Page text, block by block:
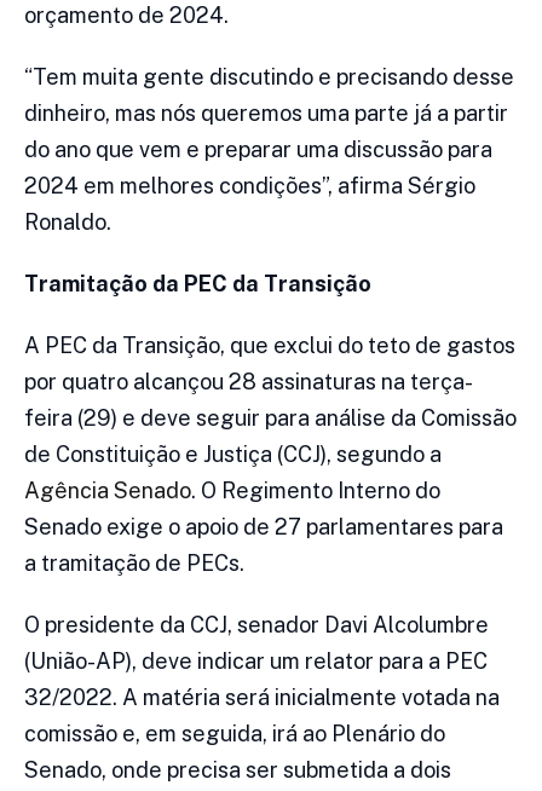
orçamento de 2024.
“Tem muita gente discutindo e precisando desse
dinheiro, mas nós queremos uma parte já a partir
do ano que vem e preparar uma discussão para
2024 em melhores condições”, afirma Sérgio
Ronaldo.
Tramitação da PEC da Transição
A PEC da Transição, que exclui do teto de gastos
por quatro alcançou 28 assinaturas na terça-
feira (29) e deve seguir para análise da Comissão
de Constituição e Justiça (CCJ), segundo a
Agência Senado. O Regimento Interno do
Senado exige o apoio de 27 parlamentares para
a tramitação de PECs.
O presidente da CCJ, senador Davi Alcolumbre
(União-AP), deve indicar um relator para a PEC
32/2022. A matéria será inicialmente votada na
comissão e, em seguida, irá ao Plenário do
Senado, onde precisa ser submetida a dois